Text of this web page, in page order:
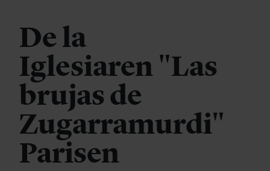
De la
Iglesiaren "Las
brujas de
Zugarramurdi"
Parisen